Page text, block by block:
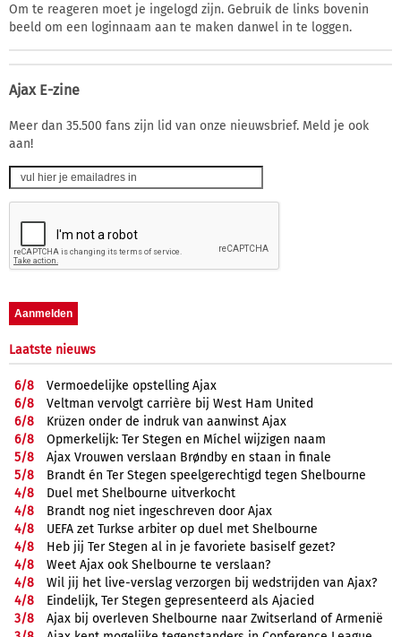
Om te reageren moet je ingelogd zijn. Gebruik de links bovenin
beeld om een loginnaam aan te maken danwel in te loggen.
Ajax E-zine
Meer dan 35.500 fans zijn lid van onze nieuwsbrief. Meld je ook
aan!
Laatste nieuws
6/8
Vermoedelijke opstelling Ajax
6/8
Veltman vervolgt carrière bij West Ham United
6/8
Krüzen onder de indruk van aanwinst Ajax
6/8
Opmerkelijk: Ter Stegen en Míchel wijzigen naam
5/8
Ajax Vrouwen verslaan Brøndby en staan in finale
5/8
Brandt én Ter Stegen speelgerechtigd tegen Shelbourne
4/8
Duel met Shelbourne uitverkocht
4/8
Brandt nog niet ingeschreven door Ajax
4/8
UEFA zet Turkse arbiter op duel met Shelbourne
4/8
Heb jij Ter Stegen al in je favoriete basiself gezet?
4/8
Weet Ajax ook Shelbourne te verslaan?
4/8
Wil jij het live-verslag verzorgen bij wedstrijden van Ajax?
4/8
Eindelijk, Ter Stegen gepresenteerd als Ajacied
3/8
Ajax bij overleven Shelbourne naar Zwitserland of Armenië